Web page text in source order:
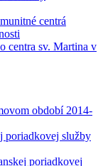
centrá
centra sv. Martina v
období 2014-
poriadkovej služby
poriadkovej